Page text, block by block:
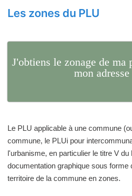
Les zones du PLU
J'obtiens le zonage de ma
mon adresse
Le PLU applicable à une commune
commune, le PLUi pour
l'urbanisme, en particulier le titre V
documentation graphique sous forme
territoire de la commune en zones.